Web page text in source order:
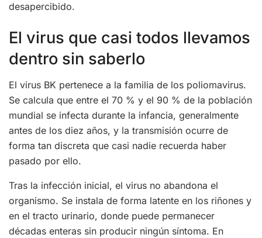
desapercibido.
El virus que casi todos llevamos
dentro sin saberlo
El virus BK pertenece a la familia de los poliomavirus.
Se calcula que entre el 70 % y el 90 % de la población
mundial se infecta durante la infancia, generalmente
antes de los diez años, y la transmisión ocurre de
forma tan discreta que casi nadie recuerda haber
pasado por ello.
Tras la infección inicial, el virus no abandona el
organismo. Se instala de forma latente en los riñones y
en el tracto urinario, donde puede permanecer
décadas enteras sin producir ningún síntoma. En